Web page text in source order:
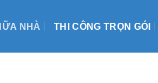
NHÀ THI CÔNG TRỌN GÓI